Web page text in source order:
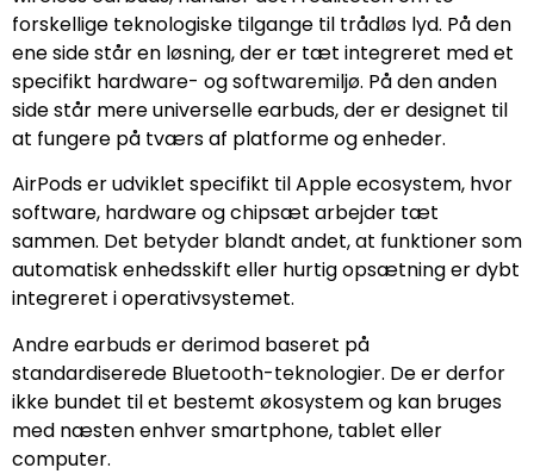
forskellige teknologiske tilgange til trådløs lyd. På den
ene side står en løsning, der er tæt integreret med et
specifikt hardware- og softwaremiljø. På den anden
side står mere universelle earbuds, der er designet til
at fungere på tværs af platforme og enheder.
AirPods er udviklet specifikt til Apple ecosystem, hvor
software, hardware og chipsæt arbejder tæt
sammen. Det betyder blandt andet, at funktioner som
automatisk enhedsskift eller hurtig opsætning er dybt
integreret i operativsystemet.
Andre earbuds er derimod baseret på
standardiserede Bluetooth-teknologier. De er derfor
ikke bundet til et bestemt økosystem og kan bruges
med næsten enhver smartphone, tablet eller
computer.